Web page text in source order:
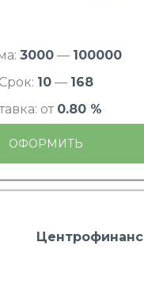
3000— 100000
Срок: 10 — 168
от 0.80 %
ОФОРМИТЬ
Центрофинанс